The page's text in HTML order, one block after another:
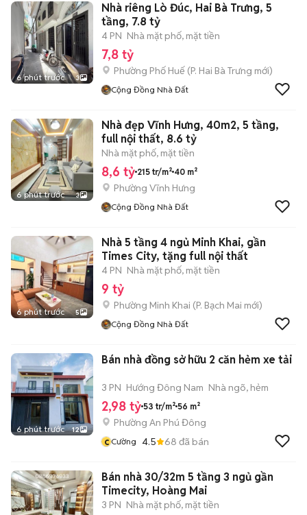
6 phút trước 3
Nhà riêng Lò Đúc, Hai Bà Trưng, 5
tầng, 7.8 tỷ
4 PN Nhà mặt phố, mặt tiền
7,8 tỷ
Phường Phố Huế (P. Hai Bà Trưng mới)
Cộng Đồng Nhà Đất
6 phút trước 3
Nhà đẹp Vĩnh Hưng, 40m2, 5 tầng,
full nội thất, 8.6 tỷ
Nhà mặt phố, mặt tiền
8,6 tỷ 215 tr/m² 40 m²
Phường Vĩnh Hưng
Cộng Đồng Nhà Đất
6 phút trước 5
Nhà 5 tầng 4 ngủ Minh Khai, gần
Times City, tặng full nội thất
4 PN Nhà mặt phố, mặt tiền
9 tỷ
Phường Minh Khai (P. Bạch Mai mới)
Cộng Đồng Nhà Đất
6 phút trước 12
Bán nhà đồng sở hữu 2 căn hẻm xe tải
3 PN Hướng Đông Nam Nhà ngõ, hẻm
2,98 tỷ 53 tr/m² 56 m²
Phường An Phú Đông
c Cường 4.5 68 đã bán
Bán nhà 30/32m 5 tầng 3 ngủ gần
Timecity, Hoàng Mai
3 PN Nhà mặt phố, mặt tiền